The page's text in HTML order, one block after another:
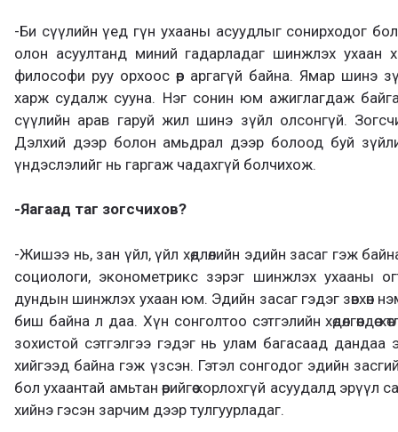
-Би сүүлийн үед гүн ухааны асуудлыг сонирходог
олон асуултанд миний гадарладаг шинжлэх ухаан
философи руу орхоос өөр аргагүй байна. Ямар шинэ
харж судалж сууна. Нэг сонин юм ажиглагдаж
сүүлийн арав гаруй жил шинэ зүйл олсонгүй.
Дэлхий дээр болон амьдрал дээр болоод буй
үндэслэлийг нь гаргаж чадахгүй болчихож.
-Яагаад таг зогсчихов?
-Жишээ нь, зан үйл, үйл хөдлөлийн эдийн засаг гэж
социологи, эконометрикс зэрэг шинжлэх ухааны
дундын шинжлэх ухаан юм. Эдийн засаг гэдэг зөвхөн
биш байна л даа. Хүн сонголтоо сэтгэлийн хөдөлгөөндөө
зохистой сэтгэлгээ гэдэг нь улам багасаад дандаа
хийгээд байна гэж үзсэн. Гэтэл сонгодог эдийн
бол ухаантай амьтан өөрийгөө хорлохгүй асуудалд
хийнэ гэсэн зарчим дээр тулгуурладаг.